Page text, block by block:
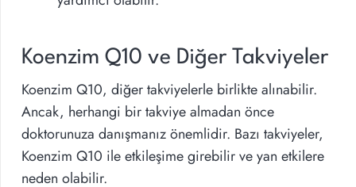
Koenzim Q10 ve Diğer Takviyeler
Koenzim Q10, diğer takviyelerle birlikte alınabilir.
Ancak, herhangi bir takviye almadan önce
doktorunuza danışmanız önemlidir. Bazı takviyeler,
Koenzim Q10 ile etkileşime girebilir ve yan etkilere
neden olabilir.